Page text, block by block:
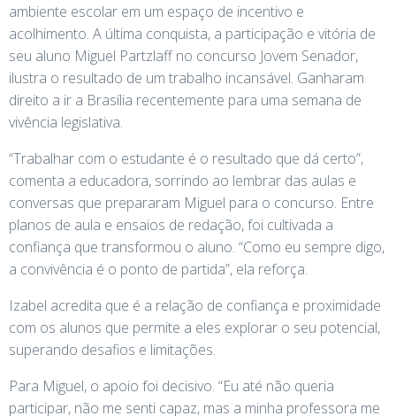
ambiente escolar em um espaço de incentivo e
acolhimento. A última conquista, a participação e vitória de
seu aluno Miguel Partzlaff no concurso Jovem Senador,
ilustra o resultado de um trabalho incansável. Ganharam
direito a ir a Brasília recentemente para uma semana de
vivência legislativa.
“Trabalhar com o estudante é o resultado que dá certo”,
comenta a educadora, sorrindo ao lembrar das aulas e
conversas que prepararam Miguel para o concurso. Entre
planos de aula e ensaios de redação, foi cultivada a
confiança que transformou o aluno. “Como eu sempre digo,
a convivência é o ponto de partida”, ela reforça.
Izabel acredita que é a relação de confiança e proximidade
com os alunos que permite a eles explorar o seu potencial,
superando desafios e limitações.
Para Miguel, o apoio foi decisivo. “Eu até não queria
participar, não me senti capaz, mas a minha professora me